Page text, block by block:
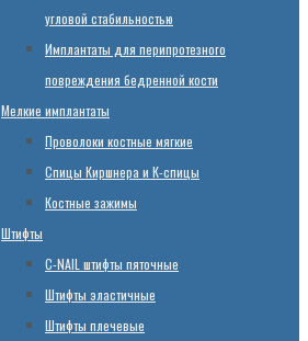
угловой стабильностью
Имплантаты для перипротезного
повреждения бедренной кости
Мелкие имплантаты
Проволоки костные мягкие
Спицы Киршнера и К-спицы
Костные зажимы
Штифты
C-NAIL штифты пяточные
Штифты эластичные
Штифты плечевые